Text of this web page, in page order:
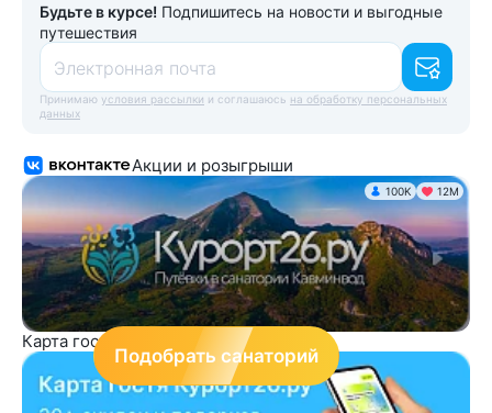
Будьте в курсе! Подпишитесь на новости и выгодные
путешествия
Электронная почта
Принимаю условия рассылки и соглашаюсь на обработку персональных
данных
Акции и розыгрыши
100K 12М
Карта гостя Курорт26.ру
Подобрать санаторий